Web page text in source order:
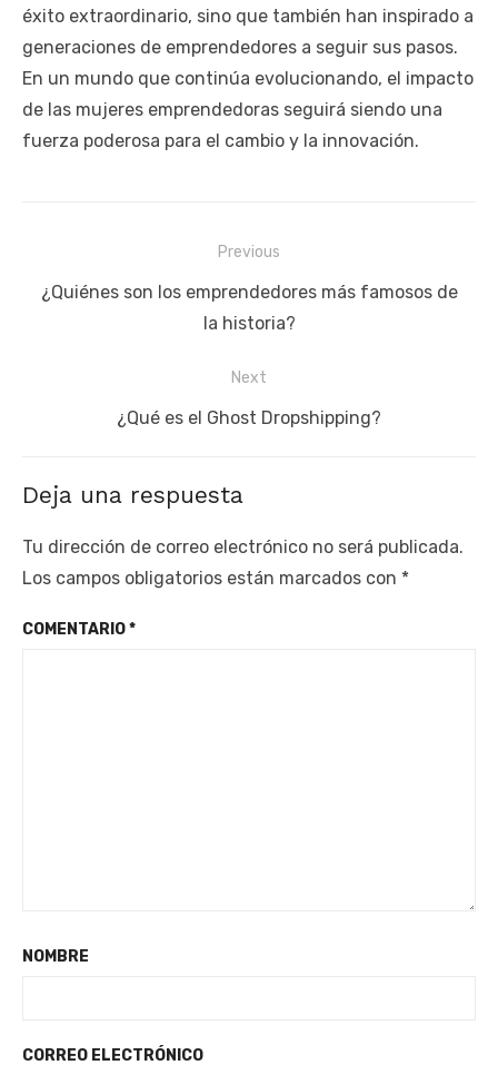
éxito extraordinario, sino que también han inspirado a
generaciones de emprendedores a seguir sus pasos.
En un mundo que continúa evolucionando, el impacto
de las mujeres emprendedoras seguirá siendo una
fuerza poderosa para el cambio y la innovación.
de
Previous
Previous
¿Quiénes son los emprendedores más famosos de
la historia?
Next
Next
¿Qué es el Ghost Dropshipping?
Deja una respuesta
Tu dirección de correo electrónico no será publicada.
Los campos obligatorios están marcados con *
COMENTARIO*
NOMBRE
CORREO ELECTRÓNICO